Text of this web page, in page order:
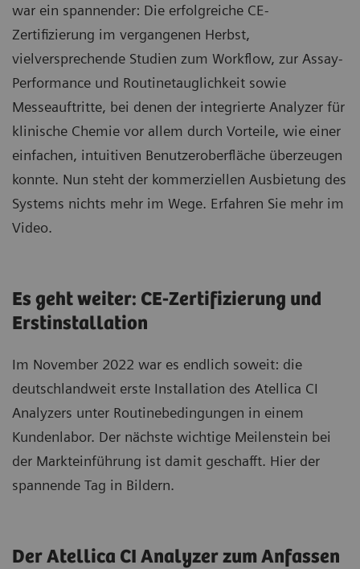
war ein spannender: Die erfolgreiche CE-
Zertifizierung im vergangenen Herbst,
vielversprechende Studien zum Workflow, zur Assay-
Performance und Routinetauglichkeit sowie
Messeauftritte, bei denen der integrierte Analyzer für
klinische Chemie vor allem durch Vorteile, wie einer
einfachen, intuitiven Benutzeroberfläche überzeugen
konnte. Nun steht der kommerziellen Ausbietung des
Systems nichts mehr im Wege. Erfahren Sie mehr im
Video.
Es geht weiter: CE-Zertifizierung und
Erstinstallation
Im November 2022 war es endlich soweit: die
deutschlandweit erste Installation des Atellica CI
Analyzers unter Routinebedingungen in einem
Kundenlabor. Der nächste wichtige Meilenstein bei
der Markteinführung ist damit geschafft. Hier der
spannende Tag in Bildern.
Der Atellica CI Analyzer zum Anfassen